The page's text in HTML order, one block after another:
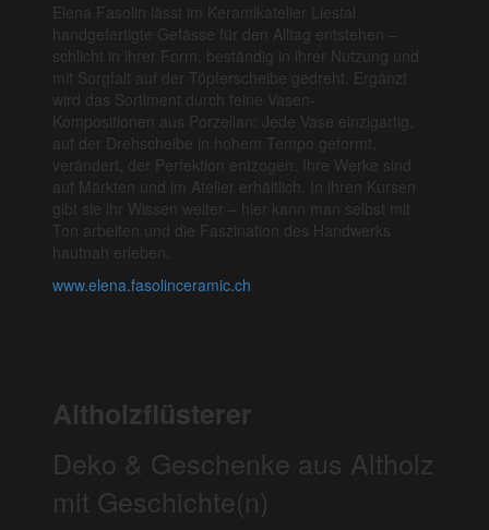
Elena Fasolin lässt im Keramikatelier Liestal
handgefertigte Gefässe für den Alltag entstehen –
schlicht in ihrer Form, beständig in ihrer Nutzung und
mit Sorgfalt auf der Töpferscheibe gedreht. Ergänzt
wird das Sortiment durch feine Vasen-
Kompositionen aus Porzellan: Jede Vase einzigartig,
auf der Drehscheibe in hohem Tempo geformt,
verändert, der Perfektion entzogen. Ihre Werke sind
auf Märkten und im Atelier erhältlich. In ihren Kursen
gibt sie ihr Wissen weiter – hier kann man selbst mit
Ton arbeiten und die Faszination des Handwerks
hautnah erleben.
www.elena.fasolinceramic.ch
Altholzflüsterer
Deko & Geschenke aus Altholz
mit Geschichte(n)